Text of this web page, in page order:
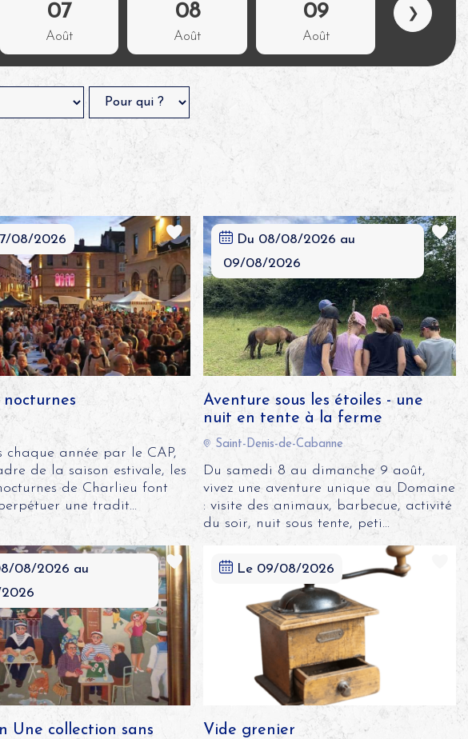
07
Août
08
Août
09
Août
❯
nocturnes
08/2026
chaque année par le CAP,
de la saison estivale, les
de Charlieu font
une tradit...
Aventure sous les étoiles - une
nuit en tente à la ferme
Du 08/08/2026 au
09/08/2026
Saint-Denis-de-Cabanne
Du samedi 8 au dimanche 9 août,
vivez une aventure unique au Domaine
: visite des animaux, barbecue, activité
du soir, nuit sous tente, peti...
Une collection sans
08/2026 au
Vide grenier
Le 09/08/2026